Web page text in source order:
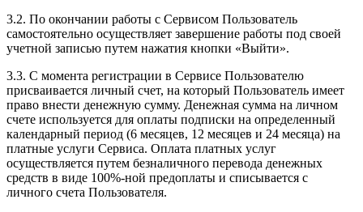
3.2. По окончании работы с Сервисом Пользователь
самостоятельно осуществляет завершение работы под своей
учетной записью путем нажатия кнопки «Выйти».
3.3. С момента регистрации в Сервисе Пользователю
присваивается личный счет, на который Пользователь имеет
право внести денежную сумму. Денежная сумма на личном
счете используется для оплаты подписки на определенный
календарный период (6 месяцев, 12 месяцев и 24 месяца) на
платные услуги Сервиса. Оплата платных услуг
осуществляется путем безналичного перевода денежных
средств в виде 100%-ной предоплаты и списывается с
личного счета Пользователя.